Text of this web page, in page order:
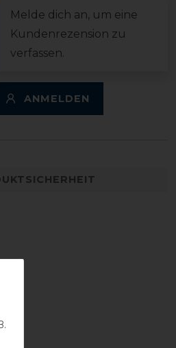
Melde dich an, um eine
Kundenrezension zu
verfassen.
ANMELDEN